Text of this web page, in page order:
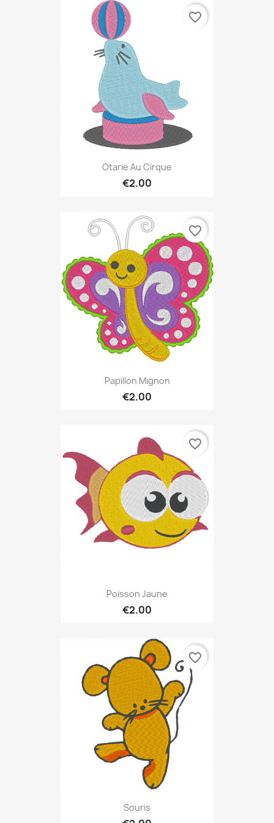
Otarie Au Cirque
€2.00
favorite_border
Papillon Mignon
€2.00
favorite_border
Poisson Jaune
€2.00
favorite_border
Souris
favorite_border